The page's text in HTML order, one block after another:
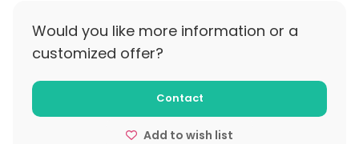
Would you like more information or a
customized offer?
Contact
Add to wish list